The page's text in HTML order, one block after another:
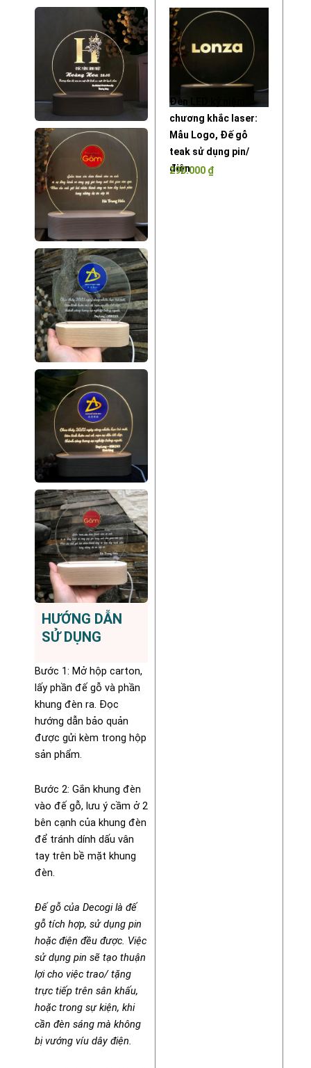
HƯỚNG DẪN
SỬ DỤNG
Bước 1: Mở hộp carton,
lấy phần đế gỗ và phần
khung đèn ra. Đọc
hướng dẫn bảo quản
được gửi kèm trong hộp
sản phẩm.
Bước 2: Gắn khung đèn
vào đế gỗ, lưu ý cầm ở 2
bên cạnh của khung đèn
để tránh dính dấu vân
tay trên bề mặt khung
đèn.
Đế gỗ của Decogi là đế
gỗ tích hợp, sử dụng pin
hoặc điện đều được. Việc
sử dụng pin sẽ tạo thuận
lợi cho việc trao/ tặng
trực tiếp trên sân khấu,
hoặc trong sự kiện, khi
cần đèn sáng mà không
bị vướng víu dây điện.
Đèn LED kỷ niệm
chương khắc laser:
Mẫu Logo, Đế gỗ
teak sử dụng pin/
điện
290.000 ₫